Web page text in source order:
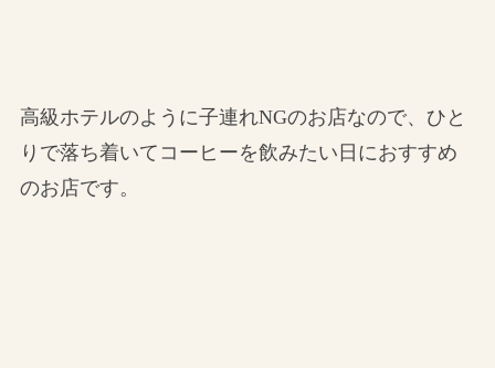
高級ホテルのように子連れNGのお店なので、ひと
りで落ち着いてコーヒーを飲みたい日におすすめ
のお店です。